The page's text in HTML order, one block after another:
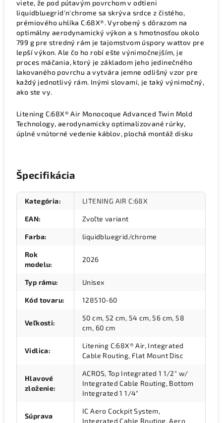
viete, že pod pútavým povrchom v odtieni
liquidbluegrid'n'chrome sa skrýva srdce z čistého,
prémiového uhlíka C:68X®. Vyrobený s dôrazom na
optimálny aerodynamický výkon a s hmotnosťou okolo
799 g pre stredný rám je tajomstvom úspory wattov pre
lepší výkon. Ale čo ho robí ešte výnimočnejším, je
proces máčania, ktorý je základom jeho jedinečného
lakovaného povrchu a vytvára jemne odlišný vzor pre
každý jednotlivý rám. Inými slovami, je taký výnimočný,
ako ste vy.
Litening C:68X® Air Monocoque Advanced Twin Mold
Technology, aerodynamicky optimalizované rúrky,
úplné vnútorné vedenie káblov, plochá montáž disku
Špecifikácia
Kategória: LITENING AIR C:68X
EAN: Zvoľte variant
Farba: liquidbluegrid/chrome
Rok
modelu:
2026
Typ rámu: Unisex
Kód tovaru: 128510-60
Veľkosti:
50 cm, 52 cm, 54 cm, 56 cm, 58
cm, 60 cm
Vidlica:
Litening C:68X® Air, Integrated
Cable Routing, Flat Mount Disc
Hlavové
zloženie:
ACROS, Top Integrated 1 1/2" w/
Integrated Cable Routing, Bottom
Integrated 1 1/4"
Súprava
IC Aero Cockpit System,
Integrated Cable Routing, Aero